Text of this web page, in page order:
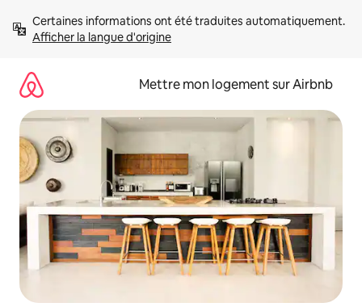
directement
Afficher la langue d'origine
Mettre mon logement sur Airbnb